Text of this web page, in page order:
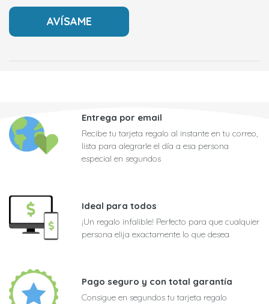
Entrega por email
Recibe tu tarjeta regalo al instante en tu correo,
lista para alegrarle el día a esa persona
especial en segundos
Ideal para todos
¡Un regalo infalible! Perfecto para que cualquier
persona elija exactamente lo que desea
Pago seguro y con total garantía
Consigue en segundos tu tarjeta regalo